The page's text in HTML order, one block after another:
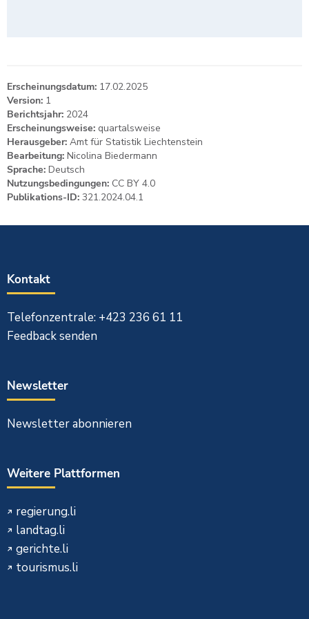
Erscheinungsdatum: 17.02.2025
Version: 1
Berichtsjahr: 2024
Erscheinungsweise: quartalsweise
Herausgeber: Amt für Statistik Liechtenstein
Bearbeitung: Nicolina Biedermann
Sprache: Deutsch
Nutzungsbedingungen: CC BY 4.0
Publikations-ID: 321.2024.04.1
Kontakt
Telefonzentrale: +423 236 61 11
Feedback senden
Newsletter
Newsletter abonnieren
Weitere Plattformen
regierung.li
landtag.li
gerichte.li
tourismus.li